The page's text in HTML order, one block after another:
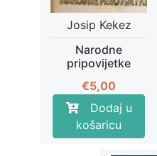
Josip Kekez
Narodne
pripovijetke
€5,00
Dodaj u
košaricu